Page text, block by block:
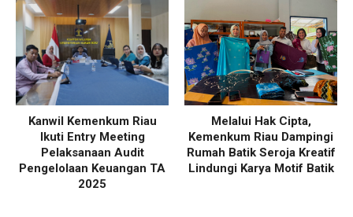
Kanwil Kemenkum Riau
Ikuti Entry Meeting
Pelaksanaan Audit
Pengelolaan Keuangan TA
2025
Melalui Hak Cipta,
Kemenkum Riau Dampingi
Rumah Batik Seroja Kreatif
Lindungi Karya Motif Batik